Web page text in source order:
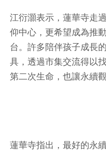
江衍灝表示，蓮華寺走
仰中心，更希望成為推
台。許多陪伴孩子成長
具，透過市集交流得以
第二次生命，也讓永續
蓮華寺指出，最好的永